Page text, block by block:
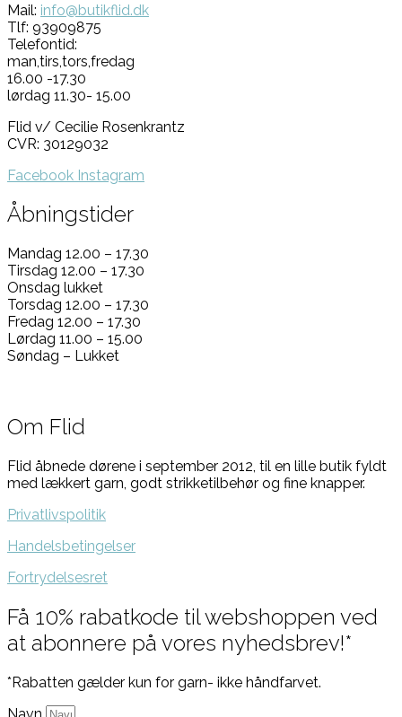
Mail: info@butikflid.dk
Tlf: 93909875
Telefontid:
man,tirs,tors,fredag
16.00 -17.30
lørdag 11.30- 15.00
Flid v/ Cecilie Rosenkrantz
CVR: 30129032
Facebook Instagram
Åbningstider
Mandag 12.00 – 17.30
Tirsdag 12.00 – 17.30
Onsdag lukket
Torsdag 12.00 – 17.30
Fredag 12.00 – 17.30
Lørdag 11.00 – 15.00
Søndag – Lukket
Om Flid
Flid åbnede dørene i september 2012, til en lille butik fyldt
med lækkert garn, godt strikketilbehør og fine knapper.
Privatlivspolitik
Handelsbetingelser
Fortrydelsesret
Få 10% rabatkode til webshoppen ved
at abonnere på vores nyhedsbrev!*
*Rabatten gælder kun for garn- ikke håndfarvet.